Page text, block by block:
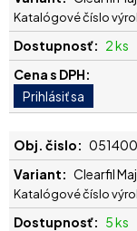
Katalógové číslo
2 ks
Clearfil
Katalógové číslo
5 ks